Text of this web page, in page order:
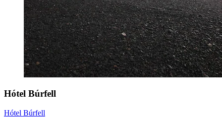
Hótel Búrfell
Hótel Búrfell